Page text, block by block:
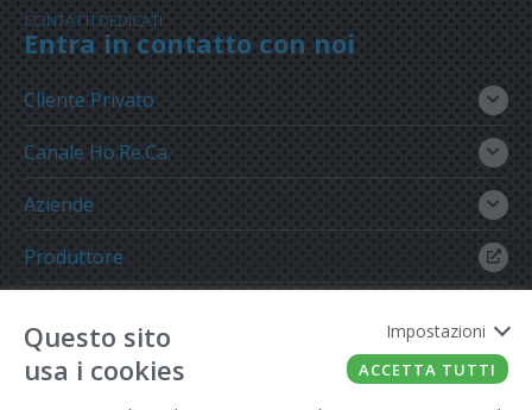
CONTATTI DEDICATI
Entra in contatto con noi
Cliente Privato
Canale Ho.Re.Ca.
Aziende
Produttore
Questo sito
usa i cookies
Impostazioni
ACCETTA TUTTI